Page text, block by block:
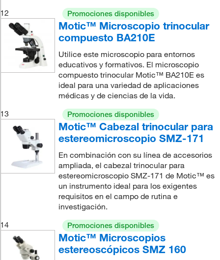
12
Promociones disponibles
Motic™ Microscopio trinocular
compuesto BA210E
Utilice este microscopio para entornos
educativos y formativos. El microscopio
compuesto trinocular Motic™ BA210E es
ideal para una variedad de aplicaciones
médicas y de ciencias de la vida.
13
Promociones disponibles
Motic™ Cabezal trinocular para
estereomicroscopio SMZ-171
En combinación con su línea de accesorios
ampliada, el cabezal trinocular para
estereomicroscopio SMZ-171 de Motic™ es
un instrumento ideal para los exigentes
requisitos en el campo de rutina e
investigación.
14
Promociones disponibles
Motic™ Microscopios
estereoscópicos SMZ 160